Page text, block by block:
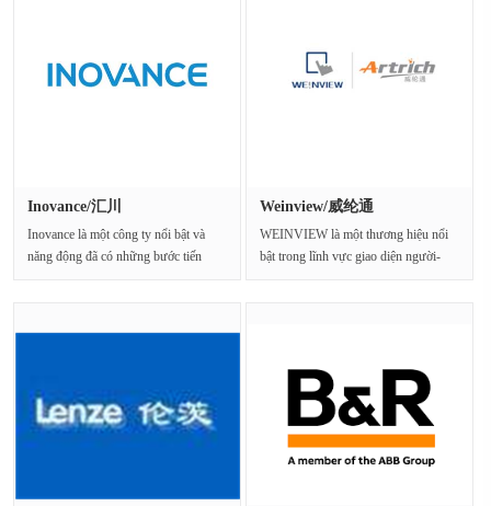
Inovance/汇川
Inovance là một công ty nổi bật và
năng động đã có những bước tiến
Weinview/威纶通
WEINVIEW là một thương hiệu nổi
bật trong lĩnh vực giao diện người-